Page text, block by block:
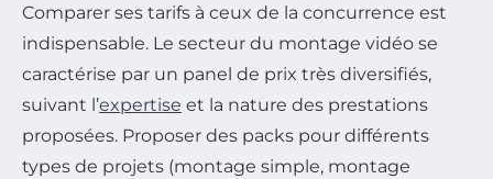
Comparer ses tarifs à ceux de la concurrence est
indispensable. Le secteur du montage vidéo se
caractérise par un panel de prix très diversifiés,
suivant l’expertise et la nature des prestations
proposées. Proposer des packs pour différents
types de projets (montage simple, montage